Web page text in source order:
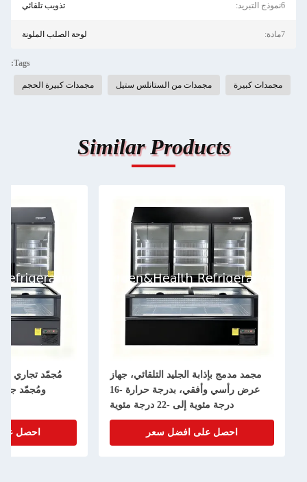
6نموذج التبريد: تذويب تلقائي
7مادة: لوحة الصلب الملونة
Tags:
مجمدات كبيرة مجمدات من الستانلس ستيل مجمدات كبيرة الحجم
Similar Products
مجمد مدمج بإذابة الجليد التلقائي، جهاز
عرض رأسي وأفقي، بدرجة حرارة -16
درجة مئوية إلى -22 درجة مئوية
احصل على افضل سعر
مُجمّد تجاري
ومُجمّد
احصل